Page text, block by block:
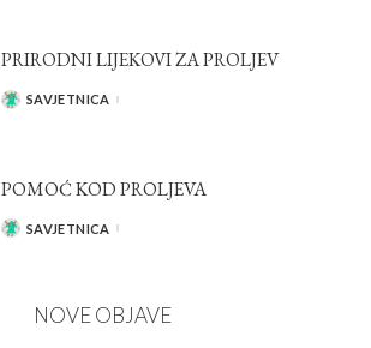
PRIRODNI LIJEKOVI ZA PROLJEV
POSTED
SAVJETNICA
POMOĆ KOD PROLJEVA
POSTED
SAVJETNICA
NOVE OBJAVE